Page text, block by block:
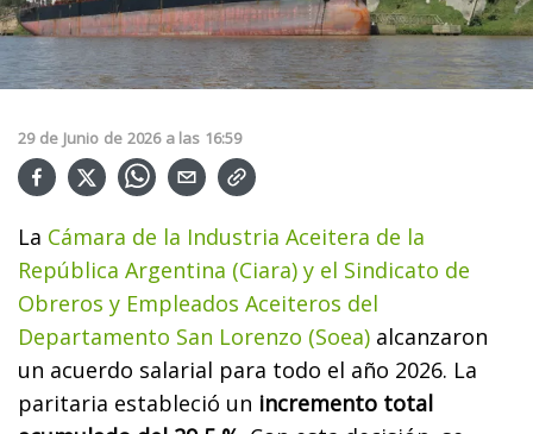
29 de Junio de 2026 a las 16:59
La Cámara de la Industria Aceitera de la
República Argentina (Ciara) y el Sindicato de
Obreros y Empleados Aceiteros del
Departamento San Lorenzo (Soea) alcanzaron
un acuerdo salarial para todo el año 2026. La
paritaria estableció un incremento total